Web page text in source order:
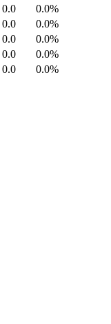
0.0
0.0%
0.0
0.0%
0.0
0.0%
0.0
0.0%
0.0
0.0%